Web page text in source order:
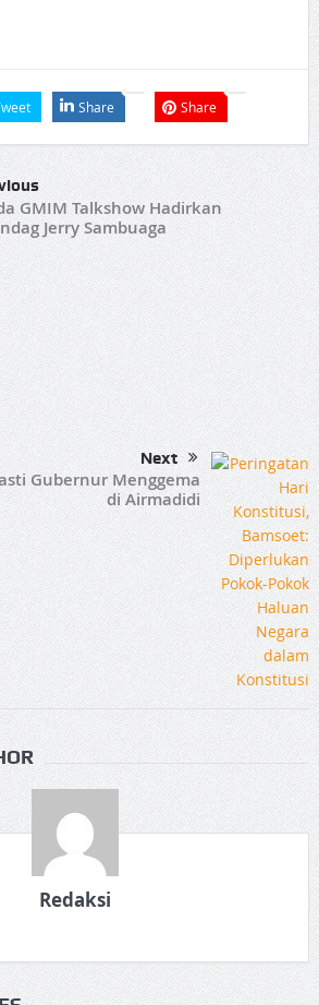
Share Share
GMIM Talkshow Hadirkan
Jerry Sambuaga
Next
Gubernur Menggema
di Airmadidi
Redaksi